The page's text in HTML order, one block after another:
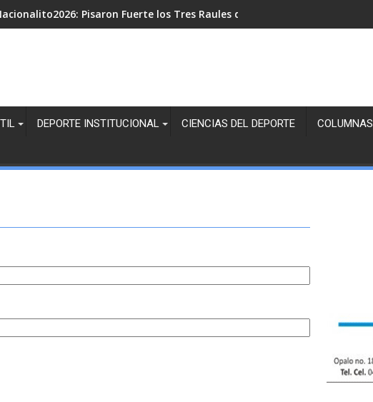
Pisaron Fuerte los Tres Raules de Cara a la Final Juvenil
DEPORTE INSTITUCIONAL CIENCIAS DEL DEPORTE COLUMNAS